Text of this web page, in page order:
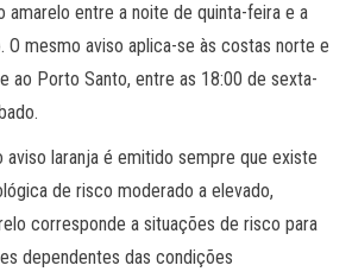
amarelo entre a noite de quinta-feira e a
O mesmo aviso aplica-se às costas norte e
ao Porto Santo, entre as 18:00 de sexta-
aviso laranja é emitido sempre que existe
de risco moderado a elevado,
corresponde a situações de risco para
dependentes das condições